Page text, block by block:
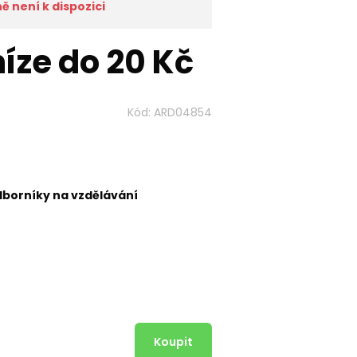
není k dispozici
do 20 Kč
Kód: ARD04854
na vzdělávání